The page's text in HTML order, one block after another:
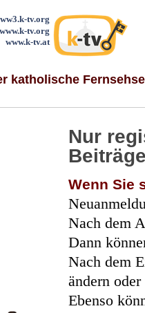
tv.org
www.k-tv.org
www.k-tv.at
katholische
Nur
Wenn Sie
Nach dem
Dann
Nach dem
ändern
Ebenso